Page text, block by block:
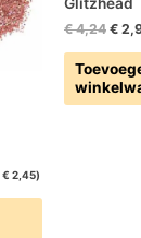
€ 2,45)
Glitzhead
€4,24 €